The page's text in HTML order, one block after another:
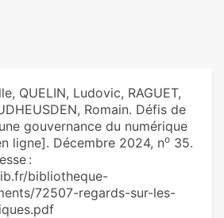
QUELIN, Ludovic, RAGUET,
Romain. Défis de
gouvernance du numérique
ligne]. Décembre 2024, no 35.
:
bibliotheque-
72507-regards-sur-les-